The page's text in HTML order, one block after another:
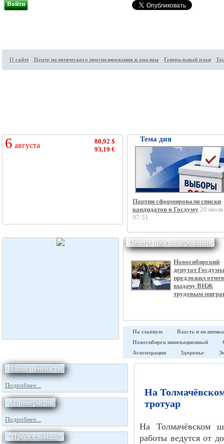
Войти
О сайте Центр политического прогнозирования и анализа Генеральный план
6 августа
80,92 $
93,19 €
Тема дня
Партии сформировали списки
кандидатов в Госдуму 20
07:51
Центр прогнозирования
Новосибирский
депутат Госдумы
предложил
выдачу ВНЖ
трудовым
На главную
Власть и политика
Новосибирск инновационный
Агломерация
Здоровье
Наши ценности
Подробнее...
Агломерация
Подробнее...
"Продсельмаш"
На
тротуар
На Толмачёвском
работы ведутся от